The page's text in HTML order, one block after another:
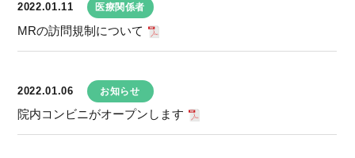
2022.01.11 医療関係者
MRの訪問規制について
2022.01.06 お知らせ
院内コンビニがオープンします